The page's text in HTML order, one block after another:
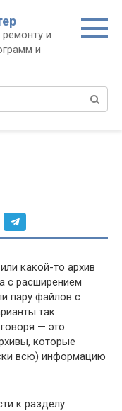
и
и
какой-то архив
с расширением
пару файлов с
так
— это
которые
всю) информацию
к разделу